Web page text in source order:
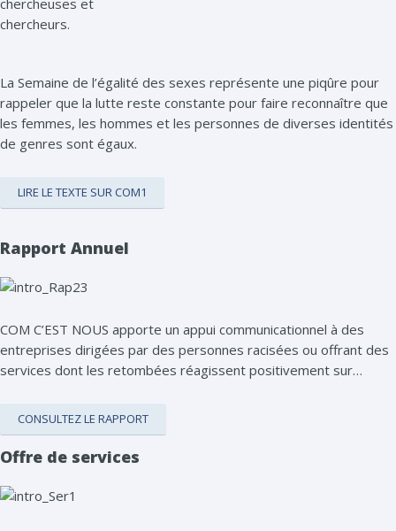
chercheuses et
chercheurs.
La Semaine de l’égalité des sexes représente une piqûre pour
rappeler que la lutte reste constante pour faire reconnaître que
les femmes, les hommes et les personnes de diverses identités
de genres sont égaux.
LIRE LE TEXTE SUR COM1
Rapport Annuel
COM C’EST NOUS apporte un appui communicationnel à des
entreprises dirigées par des personnes racisées ou offrant des
services dont les retombées réagissent positivement sur…
CONSULTEZ LE RAPPORT
Offre de services